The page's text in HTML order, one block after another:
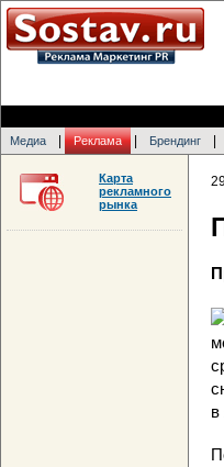
Медиа Реклама Брендинг
в
Карта
рекламного
рынка